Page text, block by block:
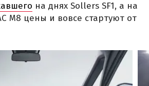
на днях Sollers SF1, а на
M8 цены и вовсе стартуют от